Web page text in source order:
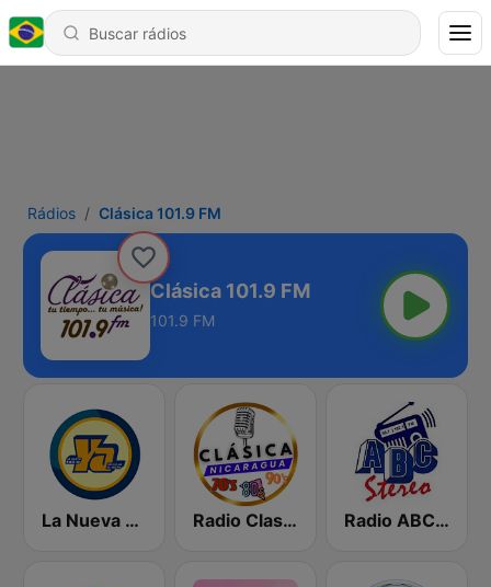
Rádios Clásica 101.9 FM
Clásica 101.9 FM
101.9 FM
La Nueva Radio Ya 600 Radio Clasico Nicaragua Radio ABC Stereo